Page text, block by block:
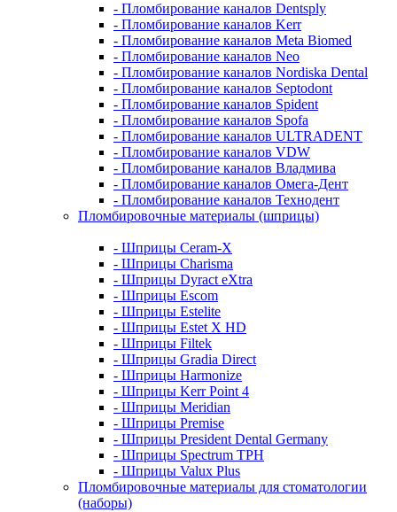
- Пломбирование каналов Dentsply
- Пломбирование каналов Kerr
- Пломбирование каналов Meta Biomed
- Пломбирование каналов Neo
- Пломбирование каналов Nordiska Dental
- Пломбирование каналов Septodont
- Пломбирование каналов Spident
- Пломбирование каналов Spofa
- Пломбирование каналов ULTRADENT
- Пломбирование каналов VDW
- Пломбирование каналов Владмива
- Пломбирование каналов Омега-Дент
- Пломбирование каналов Технодент
Пломбировочные материалы (шприцы)
- Шприцы Ceram-X
- Шприцы Charisma
- Шприцы Dyract eXtra
- Шприцы Escom
- Шприцы Estelite
- Шприцы Estet X HD
- Шприцы Filtek
- Шприцы Gradia Direct
- Шприцы Harmonize
- Шприцы Kerr Point 4
- Шприцы Meridian
- Шприцы Premise
- Шприцы President Dental Germany
- Шприцы Spectrum TPH
- Шприцы Valux Plus
Пломбировочные материалы для стоматологии
(наборы)